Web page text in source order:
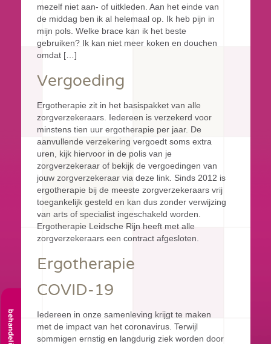
mezelf niet aan- of uitkleden. Aan het einde van
de middag ben ik al helemaal op. Ik heb pijn in
mijn pols. Welke brace kan ik het beste
gebruiken? Ik kan niet meer koken en douchen
omdat […]
Vergoeding
Ergotherapie zit in het basispakket van alle
zorgverzekeraars. Iedereen is verzekerd voor
minstens tien uur ergotherapie per jaar. De
aanvullende verzekering vergoedt soms extra
uren, kijk hiervoor in de polis van je
zorgverzekeraar of bekijk de vergoedingen van
jouw zorgverzekeraar via deze link. Sinds 2012 is
ergotherapie bij de meeste zorgverzekeraars vrij
toegankelijk gesteld en kan dus zonder verwijzing
van arts of specialist ingeschakeld worden.
Ergotherapie Leidsche Rijn heeft met alle
zorgverzekeraars een contract afgesloten.
Ergotherapie
COVID-19
Iedereen in onze samenleving krijgt te maken
met de impact van het coronavirus. Terwijl
sommigen ernstig en langdurig ziek worden door